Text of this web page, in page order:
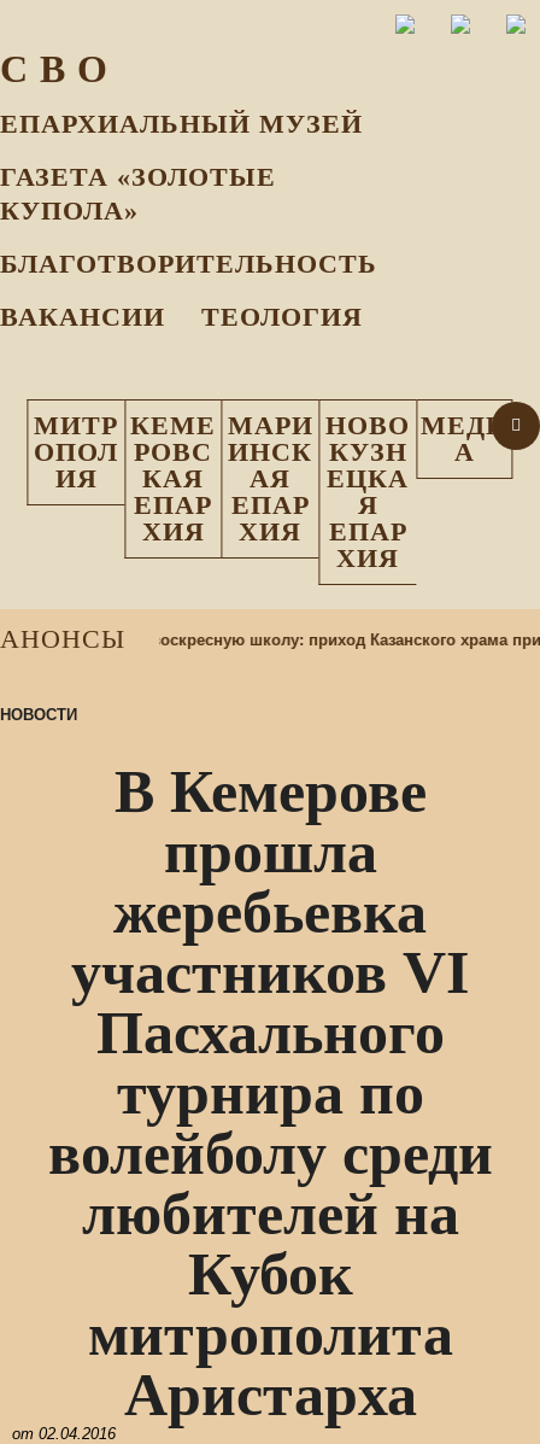
С В О
ЕПАРХИАЛЬНЫЙ МУЗEЙ
ГАЗЕТА «ЗОЛОТЫЕ
КУПОЛА»
БЛАГОТВОРИТЕЛЬНОСТЬ
ВАКАНСИИ
ТЕОЛОГИЯ
МИТР
ОПОЛ
ИЯ
КЕМЕ
РОВС
КАЯ
ЕПАР
ХИЯ
МАРИ
ИНСК
АЯ
ЕПАР
ХИЯ
НОВО
КУЗН
ЕЦКА
Я
ЕПАР
ХИЯ
МЕДИ
А
АНОНСЫ
учащихся в воскресную школу: приход Казанского храма
НОВОСТИ
В Кемерове
прошла
жеребьевка
участников VI
Пасхального
турнира по
волейболу среди
любителей на
Кубок
митрополита
Аристарха
от 02.04.2016